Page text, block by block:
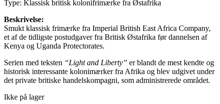
Type: Klassisk britisk kolonifrimærke fra Østafrika
Beskrivelse:
Smukt klassisk frimærke fra Imperial British East Africa Company,
et af de tidligste postudgaver fra Britisk Østafrika før dannelsen af
Kenya og Uganda Protectorates.
Serien med teksten “Light and Liberty” er blandt de mest kendte og
historisk interessante kolonimærker fra Afrika og blev udgivet under
det private britiske handelskompagni, som administrerede området.
Ikke på lager